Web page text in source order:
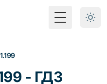
Toggle Menu
1.199
- ГДЗ